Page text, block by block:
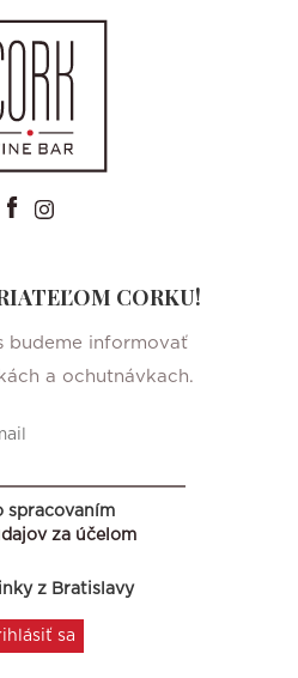
CORKU!
budeme informovať
a ochutnávkach.
spracovaním
za účelom
z Bratislavy